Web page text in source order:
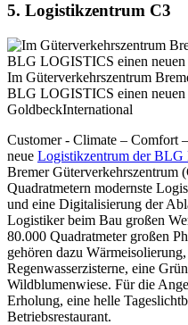
5. Logistikzentrum C3
Im Güterverkehrszentrum
BLG LOGISTICS einen
GoldbeckInternational
Customer - Climate – Comfort
neue Logistikzentrum der BLG
Bremer Güterverkehrszentrum
Quadratmetern modernste
und eine Digitalisierung der
Logistiker beim Bau großen
80.000 Quadratmeter großen
gehören dazu
Regenwasserzisterne, eine
Wildblumenwiese. Für die
Erholung, eine helle
Betriebsrestaurant.